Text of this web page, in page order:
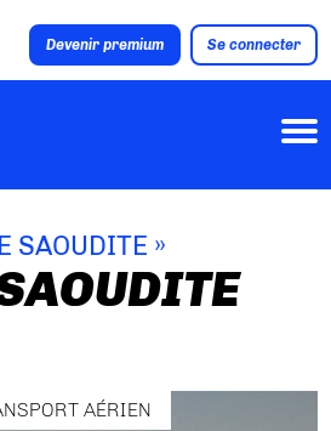
Devenir premium Se connecter
SAOUDITE »
AÉRIEN